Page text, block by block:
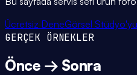
Ücretsiz DeneGörsel
GERÇEK ÖRNEKLER
Önce → Sonra